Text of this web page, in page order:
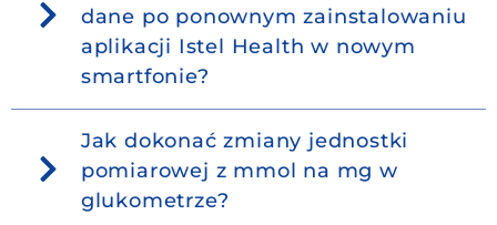
dane po ponownym zainstalowaniu
aplikacji Istel Health w nowym
smartfonie?
Jak dokonać zmiany jednostki
pomiarowej z mmol na mg w
glukometrze?